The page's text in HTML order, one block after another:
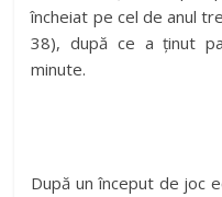
încheiat pe cel de anul
38), după ce a ținut
minute.
După un început de joc